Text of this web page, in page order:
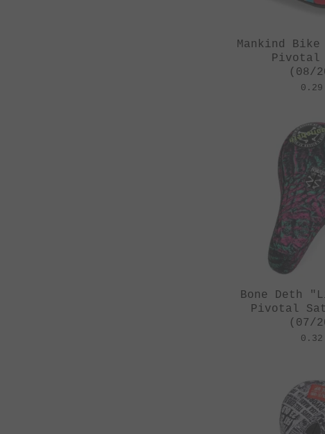
Mankind
(08/
Bone Deth
Pivotal
(07/